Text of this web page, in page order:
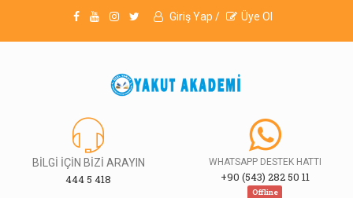
Giriş Yap / Üye Ol
BİLGİ İÇİN BİZİ ARAYIN
444 5 418
WHATSAPP DESTEK HATTI
+90 (543) 282 50 11
Offline